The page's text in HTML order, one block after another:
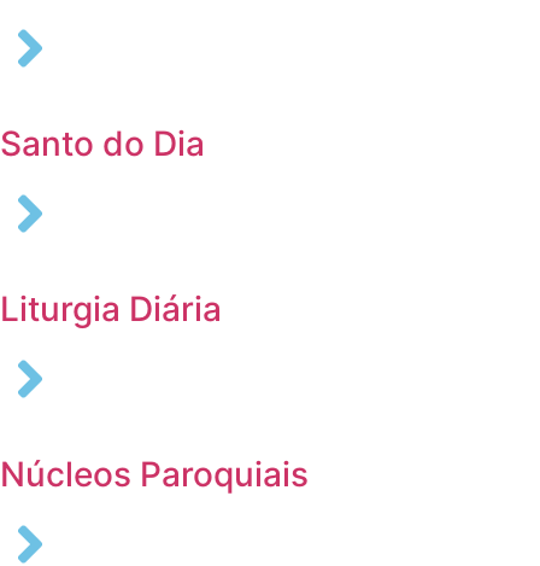
Santo do Dia
Liturgia Diária
Núcleos Paroquiais